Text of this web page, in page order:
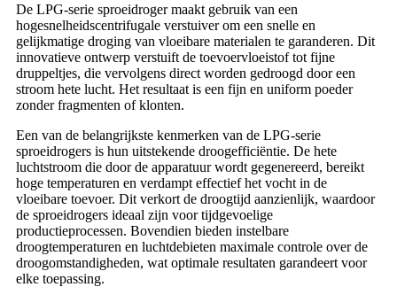
De LPG-serie sproeidroger maakt gebruik van een
hogesnelheidscentrifugale verstuiver om een ​​snelle en
gelijkmatige droging van vloeibare materialen te garanderen. Dit
innovatieve ontwerp verstuift de toevoervloeistof tot fijne
druppeltjes, die vervolgens direct worden gedroogd door een
stroom hete lucht. Het resultaat is een fijn en uniform poeder
zonder fragmenten of klonten.
Een van de belangrijkste kenmerken van de LPG-serie
sproeidrogers is hun uitstekende droogefficiëntie. De hete
luchtstroom die door de apparatuur wordt gegenereerd, bereikt
hoge temperaturen en verdampt effectief het vocht in de
vloeibare toevoer. Dit verkort de droogtijd aanzienlijk, waardoor
de sproeidrogers ideaal zijn voor tijdgevoelige
productieprocessen. Bovendien bieden instelbare
droogtemperaturen en luchtdebieten maximale controle over de
droogomstandigheden, wat optimale resultaten garandeert voor
elke toepassing.